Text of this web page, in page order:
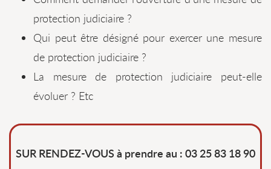
protection judiciaire ?
Qui peut être désigné pour exercer une mesure
de protection judiciaire ?
La mesure de protection judiciaire peut-elle
évoluer ? Etc
SUR RENDEZ-VOUS à prendre au : 03 25 83 18 90